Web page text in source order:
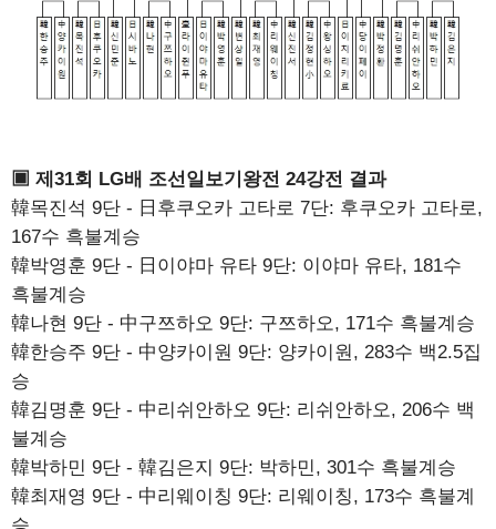
▣ 제31회 LG배 조선일보기왕전 24강전 결과
韓목진석 9단 - 日후쿠오카 고타로 7단: 후쿠오카 고타로,
167수 흑불계승
韓박영훈 9단 - 日이야마 유타 9단: 이야마 유타, 181수
흑불계승
韓나현 9단 - 中구쯔하오 9단: 구쯔하오, 171수 흑불계승
韓한승주 9단 - 中양카이원 9단: 양카이원, 283수 백2.5집
승
韓김명훈 9단 - 中리쉬안하오 9단: 리쉬안하오, 206수 백
불계승
韓박하민 9단 - 韓김은지 9단: 박하민, 301수 흑불계승
韓최재영 9단 - 中리웨이칭 9단: 리웨이칭, 173수 흑불계